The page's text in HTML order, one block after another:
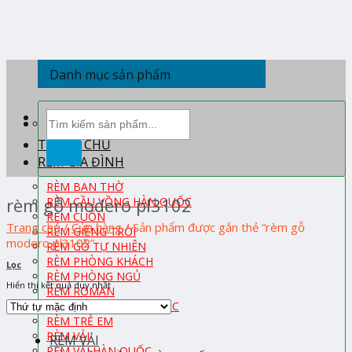
TRANG CHỦ
RÈM GIA ĐÌNH
RÈM BAN THỜ
RÈM CẦU VỒNG HÀN QUỐC
RÈM CUỐN
RÈM GIẾNG TRỜI
RÈM GỖ TỰ NHIÊN
RÈM PHÒNG KHÁCH
RÈM PHÒNG NGỦ
RÈM ROMAN
RÈM TỔ ONG HÀN QUỐC
RÈM TRẺ EM
RÈM VẢI
Danh mục sản phẩm
kiếm:
rèm gỗ modero pl3102
Trang chủ / Cửa hàng /Sản phẩm được gắn thẻ “rèm gỗ
modero pl3102”
Lọc
Hiển thị kết quả duy nhất
RÈM VẢI